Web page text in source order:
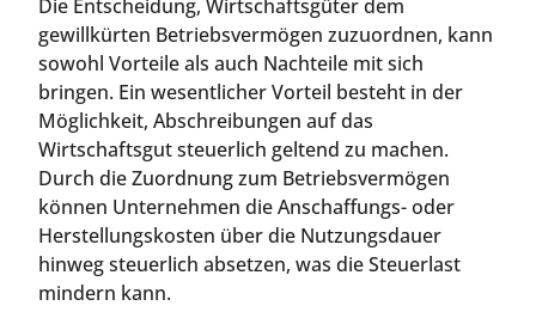
Die Entscheidung, Wirtschaftsgüter dem
gewillkürten Betriebsvermögen zuzuordnen, kann
sowohl Vorteile als auch Nachteile mit sich
bringen. Ein wesentlicher Vorteil besteht in der
Möglichkeit, Abschreibungen auf das
Wirtschaftsgut steuerlich geltend zu machen.
Durch die Zuordnung zum Betriebsvermögen
können Unternehmen die Anschaffungs- oder
Herstellungskosten über die Nutzungsdauer
hinweg steuerlich absetzen, was die Steuerlast
mindern kann.